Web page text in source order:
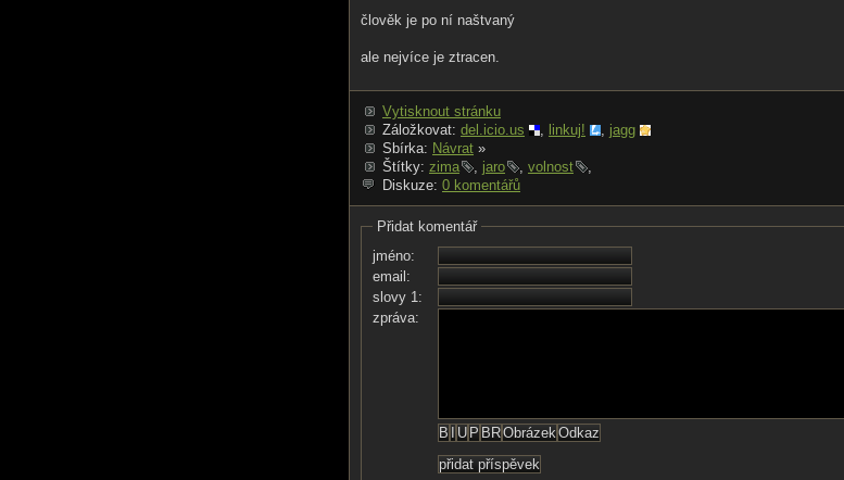
člověk je po ní naštvaný
ale nejvíce je ztracen.
Vytisknout stránku
Záložkovat: del.icio.us , linkuj! , jagg
Sbírka: Návrat »
Štítky: zima , jaro , volnost
,
Diskuze: 0 komentářů
Přidat komentář
jméno:
email:
slovy 1:
zpráva: